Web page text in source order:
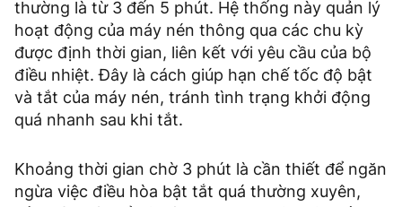
thường là từ 3 đến 5 phút. Hệ thống này quản lý
hoạt động của máy nén thông qua các chu kỳ
được định thời gian, liên kết với yêu cầu của bộ
điều nhiệt. Đây là cách giúp hạn chế tốc độ bật
và tắt của máy nén, tránh tình trạng khởi động
quá nhanh sau khi tắt.
Khoảng thời gian chờ 3 phút là cần thiết để ngăn
ngừa việc điều hòa bật tắt quá thường xuyên,